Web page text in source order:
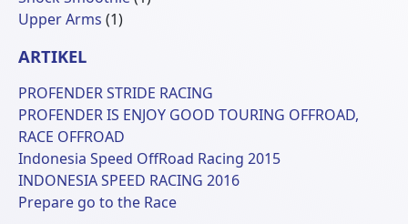
Upper Arms 11
ARTIKEL
PROFENDER STRIDE RACING
PROFENDER IS ENJOY GOOD TOURING OFFROAD,
RACE OFFROAD
Indonesia Speed OffRoad Racing 2015
INDONESIA SPEED RACING 2016
Prepare go to the Race